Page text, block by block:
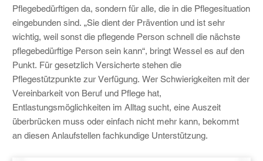
Pflegebedürftigen da, sondern für alle, die in die Pflegesituation
eingebunden sind. „Sie dient der Prävention und ist sehr
wichtig, weil sonst die pflegende Person schnell die nächste
pflegebedürftige Person sein kann“, bringt Wessel es auf den
Punkt. Für gesetzlich Versicherte stehen die
Pflegestützpunkte zur Verfügung. Wer Schwierigkeiten mit der
Vereinbarkeit von Beruf und Pflege hat,
Entlastungsmöglichkeiten im Alltag sucht, eine Auszeit
überbrücken muss oder einfach nicht mehr kann, bekommt
an diesen Anlaufstellen fachkundige Unterstützung.